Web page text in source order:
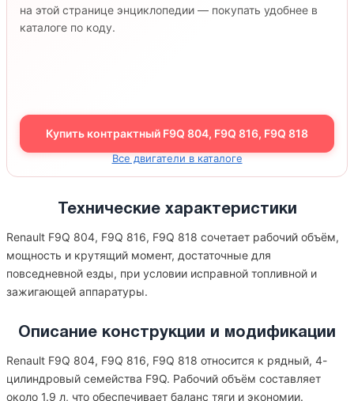
на этой странице энциклопедии — покупать удобнее в
каталоге по коду.
Купить контрактный F9Q 804, F9Q 816, F9Q 818
Все двигатели в каталоге
Технические характеристики
Renault F9Q 804, F9Q 816, F9Q 818 сочетает рабочий объём,
мощность и крутящий момент, достаточные для
повседневной езды, при условии исправной топливной и
зажигающей аппаратуры.
Описание конструкции и модификации
Renault F9Q 804, F9Q 816, F9Q 818 относится к рядный, 4-
цилиндровый семейства F9Q. Рабочий объём составляет
около 1.9 л, что обеспечивает баланс тяги и экономии.